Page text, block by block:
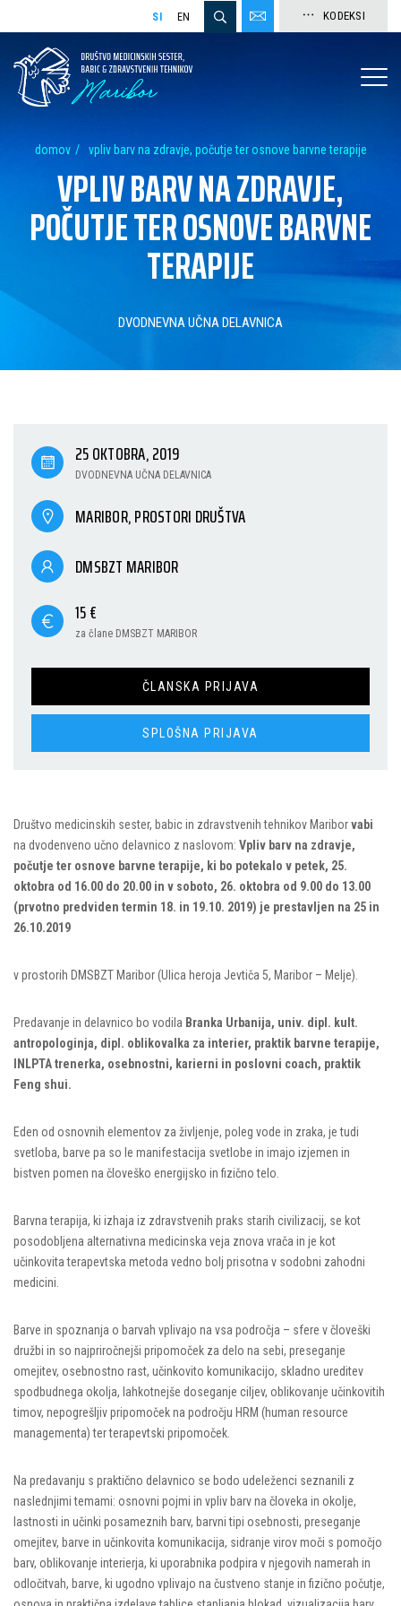
SI EN KODEKSI
domov vpliv barv na zdravje, počutje ter osnove barvne terapije
VPLIV BARV NA ZDRAVJE,
POČUTJE TER OSNOVE BARVNE
TERAPIJE
DVODNEVNA UČNA DELAVNICA
25 OKTOBRA, 2019
DVODNEVNA UČNA DELAVNICA
MARIBOR, PROSTORI DRUŠTVA
DMSBZT MARIBOR
15 €
za člane DMSBZT MARIBOR
ČLANSKA PRIJAVA
SPLOŠNA PRIJAVA
Društvo medicinskih sester, babic in zdravstvenih tehnikov Mariborvabi
na dvodenveno učno delavnico z naslovom: Vpliv barv na zdravje,
počutje ter osnove barvne terapije, ki bo potekalo v petek, 25.
oktobra od 16.00 do 20.00 in v soboto, 26. oktobra od 9.00 do 13.00
(prvotno predviden termin 18. in 19.10. 2019) je prestavljen na 25 in
26.10.2019
v prostorih DMSBZT Maribor (Ulica heroja Jevtiča 5, Maribor – Melje).
Predavanje in delavnico bo vodila Branka Urbanija, univ. dipl. kult.
antropologinja, dipl. oblikovalka za interier, praktik barvne terapije,
INLPTA trenerka, osebnostni, karierni in poslovni coach, praktik
Feng shui.
Eden od osnovnih elementov za življenje, poleg vode in zraka, je tudi
svetloba, barve pa so le manifestacija svetlobe in imajo izjemen in
bistven pomen na človeško energijsko in fizično telo.
Barvna terapija, ki izhaja iz zdravstvenih praks starih civilizacij, se kot
posodobljena alternativna medicinska veja znova vrača in je kot
učinkovita terapevtska metoda vedno bolj prisotna v sodobni zahodni
medicini.
Barve in spoznanja o barvah vplivajo na vsa področja – sfere v človeški
družbi in so najpriročnejši pripomoček za delo na sebi, preseganje
omejitev, osebnostno rast, učinkovito komunikacijo, skladno ureditev
spodbudnega okolja, lahkotnejše doseganje ciljev, oblikovanje učinkovitih
timov, nepogrešljiv pripomoček na področju HRM (human resource
managementa) ter terapevtski pripomoček.
Na predavanju s praktično delavnico se bodo udeleženci seznanili z
naslednjimi temami: osnovni pojmi in vpliv barv na človeka in okolje,
lastnosti in učinki posameznih barv, barvni tipi osebnosti, preseganje
omejitev, barve in učinkovita komunikacija, sidranje virov moči s pomočjo
barv, oblikovanje interierja, ki uporabnika podpira v njegovih namerah in
odločitvah, barve, ki ugodno vplivajo na čustveno stanje in fizično počutje,